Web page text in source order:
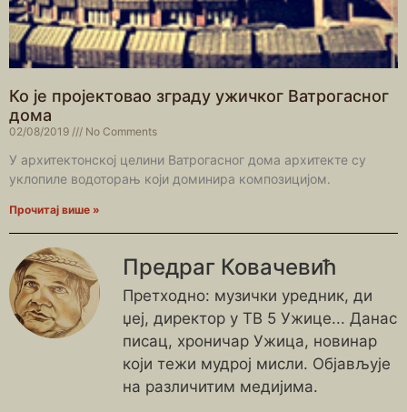
Ко је пројектовао зграду ужичког Ватрогасног
дома
02/08/2019 No Comments
У архитектонској целини Ватрогасног дома архитекте су
уклопиле водоторањ који доминира композицијом.
Прочитај више »
Предраг Ковачевић
Претходно: музички уредник, ди
џеј, директор у ТВ 5 Ужице... Данас
писац, хроничар Ужица, новинар
који тежи мудрој мисли. Објављује
на различитим медијима.